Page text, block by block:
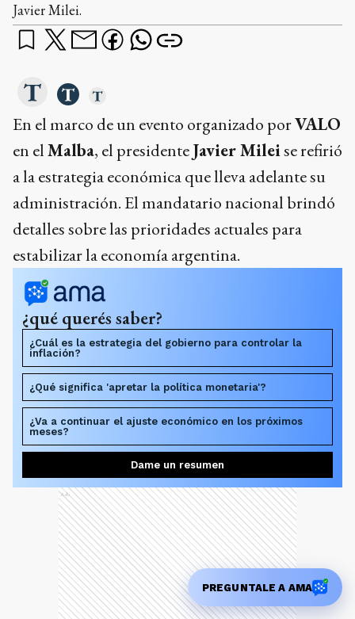
Javier Milei.
En el marco de un evento organizado porVALO
en elMalba, el presidenteJavier Mileise refirió
a la estrategia económica que lleva adelante su
administración. El mandatario nacional brindó
detalles sobre las prioridades actuales para
estabilizar la economía argentina.
¿qué querés saber?
¿Cuál es la estrategia del gobierno para controlar la
inflación?
¿Qué significa 'apretar la política monetaria'?
¿Va a continuar el ajuste económico en los próximos
meses?
Dame un resumen
Ads
PREGUNTALE A AMA